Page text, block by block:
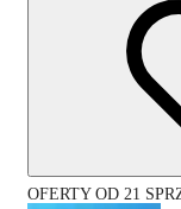
OFERTY OD 21